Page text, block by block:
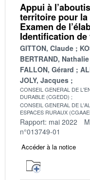
Appui à
territoire pour la
Examen de
Identification
GITTON, Claude
BERTRAND, Nathalie
FALLON, Gérard
JOLY, Jacques
CONSEIL GENERAL DE
DURABLE (CGEDD)
CONSEIL GENERAL DE
ESPACES RURAUX
Rapport: mai 2022
n°013749-01
Accéder à la notice